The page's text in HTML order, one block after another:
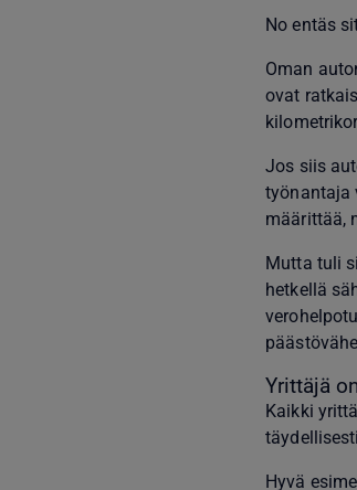
No entäs
Oman
ovat
Jos siis
työnantaja
määrittää,
Mutta tuli
hetkellä
Yrittäjä
Kaikki
Hyvä